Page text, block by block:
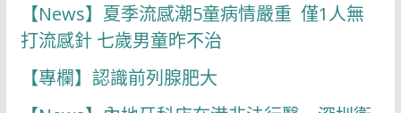
【News】夏季流感潮5童病情嚴重 僅1人無
打流感針 七歲男童昨不治
【專欄】認識前列腺肥大